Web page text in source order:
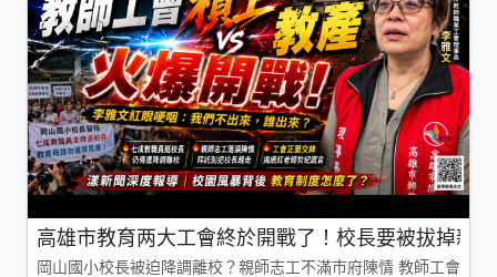
高雄市教育两大工會終於開戰了！校長要被拔掉親
岡山國小校長被迫降調離校？親師志工不滿市府陳情 教師工會槓